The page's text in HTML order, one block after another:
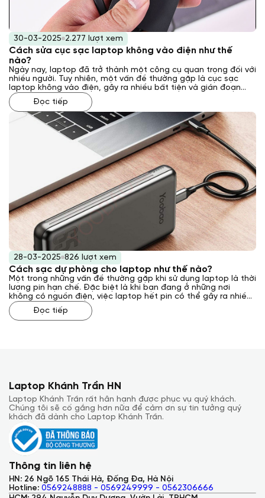
30-03-2025 2.277 lượt xem
Cách sửa cục sạc laptop không vào điện như thế
nào?
Ngày nay, laptop đã trở thành một công cụ quan trọng đối với
nhiều người. Tuy nhiên, một vấn đề thường gặp là cục sạc
laptop không vào điện, gây ra nhiều bất tiện và gián đoạn
công việc. Vậy, cách sửa cục sạc laptop không vào điện như
thế nào? Laptop Khánh Trần sẽ giải đáp cho bạn qua bài viết
sau đây.
Đọc tiếp
28-03-2025 826 lượt xem
Cách sạc dự phòng cho laptop như thế nào?
Một trong những vấn đề thường gặp khi sử dụng laptop là thời
lượng pin hạn chế. Đặc biệt là khi bạn đang ở những nơi
không có nguồn điện, việc laptop hết pin có thể gây ra nhiều
bất tiện. Đó là lý do tại sao sạc dự phòng cho laptop trở
thành một giải pháp hữu ích. Vậy, cách sạc dự phòng cho
laptop hiệu quả và an toàn như thế nào? Laptop Khánh Trần
Đọc tiếp
Laptop Khánh Trần HN
Laptop Khánh Trần rất hân hạnh được phục vụ quý khách.
Chúng tôi sẽ cố gắng hơn nữa để cảm ơn sự tin tưởng quý
khách đã dành cho Laptop Khánh Trần.
Thông tin liên hệ
HN: 26 Ngõ 165 Thái Hà, Đống Đa, Hà Nội
Hotline: 0569248888 - 0569249999 - 0562306666